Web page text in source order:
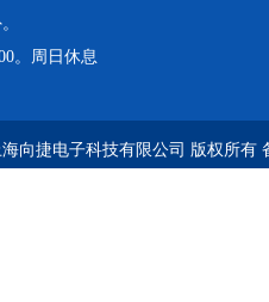
。周日休息
向捷电子科技有限公司 版权所有